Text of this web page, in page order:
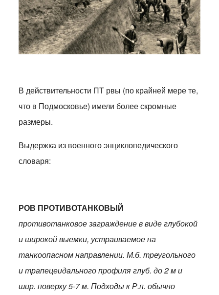
В действительности ПТ рвы (по крайней мере те,
что в Подмосковье) имели более скромные
размеры.
Выдержка из военного энциклопедического
словаря:
РОВ ПРОТИВОТАНКОВЫЙ
противотанковое заграждение в виде глубокой
и широкой выемки, устраиваемое на
танкоопасном направлении. М.б. треугольного
и трапецеидального профиля глуб. до 2 м и
шир. поверху 5-7 м. Подходы к Р.п. обычно